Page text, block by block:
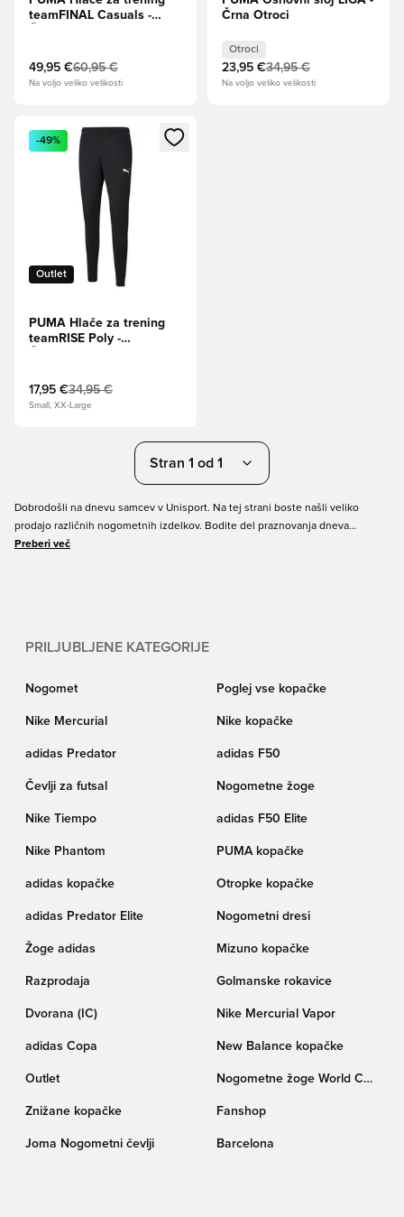
teamFINAL Casuals -
49,95 €60,95 €
Na voljo veliko velikosti
Črna Otroci
Otroci
23,95 €34,95 €
Na voljo veliko velikosti
Odpre Modal za prijavo ali vpis kot član
Outlet
-49%
PUMA Hlače za trening
teamRISE Poly -
17,95 €34,95 €
Small, XX-Large
Stran 1 od 1
Dobrodošli na dnevu samcev v Unisport. Na tej strani boste našli veliko
prodajo različnih nogometnih izdelkov. Bodite del praznovanja dneva
samskih z Unisport in si privoščite. Dogovorite se za najbolj kul predstavitve
Preberi več
PRILJUBLJENE KATEGORIJE
Nogomet Poglej vse kopačke
Nike Mercurial Nike kopačke
adidas Predator adidas F50
Čevlji za futsal Nogometne žoge
Nike Tiempo adidas F50 Elite
Nike Phantom PUMA kopačke
adidas kopačke Otropke kopačke
adidas Predator Elite Nogometni dresi
Žoge adidas Mizuno kopačke
Razprodaja Golmanske rokavice
Dvorana (IC) Nike Mercurial Vapor
adidas Copa New Balance kopačke
Outlet
Nogometne žoge World Cup
Znižane kopačke
Fanshop
Joma Nogometni čevlji Barcelona